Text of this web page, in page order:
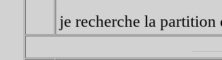
je recherche la